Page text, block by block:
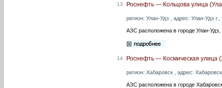
13. Роснефть — Кольцова улица
регион: Улан-Удэ , адрес: Улан-Удэ
АЗС расположена в городе Улан-Удэ,
14. Роснефть — Космическая улица
регион: Хабаровск , адрес:
АЗС расположена в городе